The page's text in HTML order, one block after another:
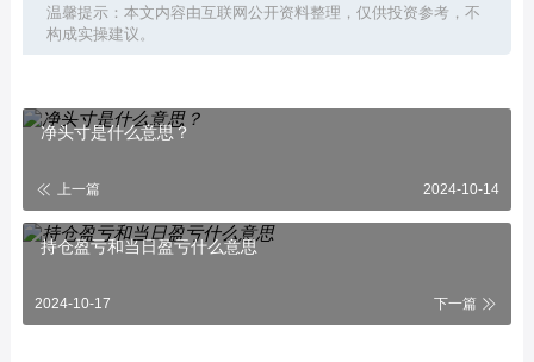
温馨提示：本文内容由互联网公开资料整理，仅供投资参考，不
构成实操建议。
净头寸是什么意思？
上一篇 2024-10-14
持仓盈亏和当日盈亏什么意思
2024-10-17 下一篇